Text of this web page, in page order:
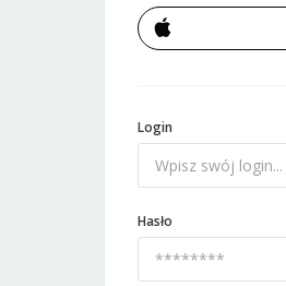
Login
Hasło